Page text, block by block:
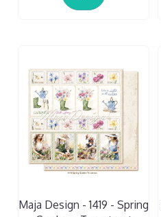
Maja Design - 1419 - Spring